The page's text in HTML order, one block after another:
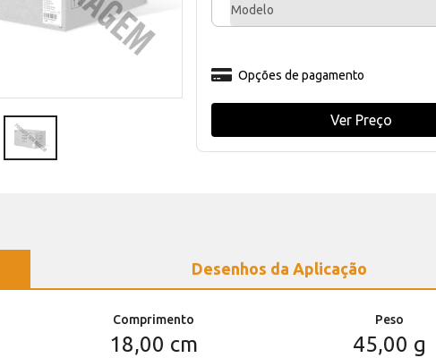
Modelo
Opções de pagamento
Ver Preço
Desenhos da Aplicação
Comprimento
18,00 cm
Peso
45,00 g